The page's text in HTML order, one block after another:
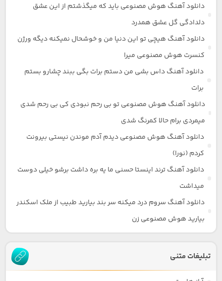
دانلود آهنگ هوش مصنوعی باید که میگذشتم از این عشق
دلدادگی گل عشق همدرد
دانلود آهنگ هیچی تو این دنیا من و خوشحال نمیکنه دیگه ورژن
کنسرت هوش مصنوعی میرا
دانلود آهنگ داس بشی من دستم برات بگی ببند چشارو بستم
برات
دانلود آهنگ هوش مصنوعی تو بی رحم نبودی کی بی رحم شدی
میمردی برام حالا کمرنگ شدی
دانلود آهنگ هوش مصنوعی دیدم آدم موندن نیستی بیرونت
کردم (نورا)
دانلود آهنگ ترند اینستا حسنی ما یه بره داشت برشو خیلی دوست
میداشت
دانلود آهنگ سروم درد میکنه سر بند بیارید طبیب از ملک اسکندر
بیارید هوش مصنوعی زن
تبلیغات متنی